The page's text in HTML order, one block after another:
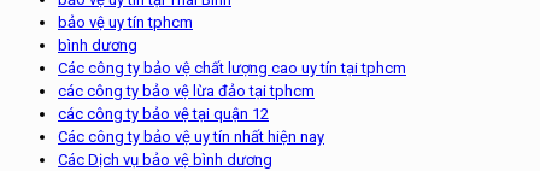
bảo vệ uy tín tphcm
bình dương
Các công ty bảo vệ chất lượng cao uy tín tại tphcm
các công ty bảo vệ lừa đảo tại tphcm
các công ty bảo vệ tại quận 12
Các công ty bảo vệ uy tín nhất hiện nay
Các Dịch vụ bảo vệ bình dương